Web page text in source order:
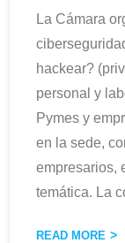
La Cámara
hackear?
personal y
Pymes y
en la sede,
empresarios,
temática. La
READ MORE